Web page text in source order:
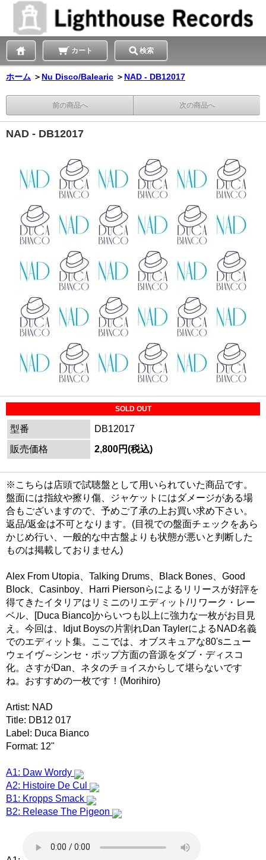
カート 検索
ホーム ＞ Nu Disco/Balearic ＞ NAD - DB12017
前の商品へ 次の商品へ
NAD - DB12017
SOLD OUT
型番
DB12017
販売価格
2,800円(税込)
※こちらは店頭で試聴盤として用いられていた商品です。
盤面には指紋や擦り傷、ジャケットにはダメージがある場
合もございますので、予めご了承の上お買い求め下さい。
返品/返金は不可となります。(目視での盤面チェックをあら
かじめ行い、一般的な中古盤よりも状態が悪いと判断した
ものは掲載しておりません)
Alex From Utopia、Talking Drums、Black Bones、Good
Block、Casinboy、Harri Piersonらによるリリースが好評を
得てきたイタリアはリミニのリエディット/リワーク・レー
ベル、[Duca Bianco]からいつも以上に強力な一枚がお目見
え。今回は、Idjut Boysの片割れDan TaylerによるNAD名義
でのエディット集。ここでは、オブスキュアな80'sニュー
ウェイヴ～シンセ・ポップ方面の音源をダブ・ディスコ
化。さすがDan、ネタのチョイスからして堪らないです
ね。おすすめの一枚です！(Morihiro)
Artist: NAD
Title: DB12 017
Label: Duca Bianco
Format: 12"
A1: Daw Wordy
A2: Histoire De Cul
B1: Kropps Smack
B2: Release The Pigeon